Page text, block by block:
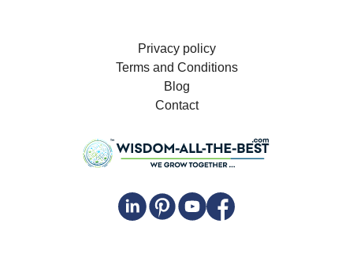
Privacy policy
Terms and Conditions
Blog
Contact